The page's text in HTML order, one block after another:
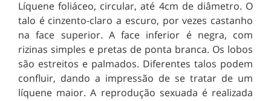
Líquene foliáceo, circular, até 4cm de diâmetro. O
talo é cinzento-claro a escuro, por vezes castanho
na face superior. A face inferior é negra, com
rizinas simples e pretas de ponta branca. Os lobos
são estreitos e palmados. Diferentes talos podem
confluir, dando a impressão de se tratar de um
líquene maior. A reprodução sexuada é realizada